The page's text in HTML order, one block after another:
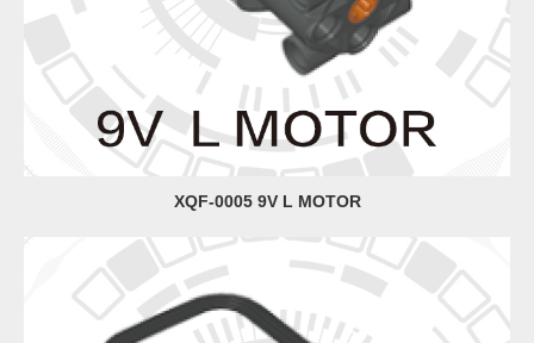
XQF-0005 9V L MOTOR